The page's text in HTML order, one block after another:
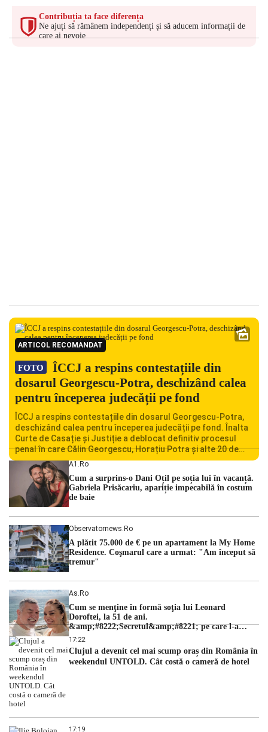
Contribuția ta face diferența
Ne ajuți să rămânem independenți și să aducem informații de
care ai nevoie
ARTICOL RECOMANDAT
FOTO
ÎCCJ a respins contestațiile din
dosarul Georgescu-Potra, deschizând calea
pentru începerea judecății pe fond
ÎCCJ a respins contestațiile din dosarul Georgescu-Potra,
deschizând calea pentru începerea judecății pe fond. Înalta
Curte de Casație și Justiție a deblocat definitiv procesul
penal în care Călin Georgescu, Horațiu Potra și alte 20 de
persoane sunt acuzați de acțiuni îndreptate împotriva
ordinii constituționale. În ședința din camera preliminară,
judecătorii de la instanța supremă au […]
A1.ro
Cum a surprins-o Dani Oțil pe soția lui în vacanță.
Gabriela Prisăcariu, apariție impecabilă în costum
de baie
Observatornews.ro
A plătit 75.000 de € pe un apartament la My Home
Residence. Coşmarul care a urmat: "Am început să
tremur"
As.ro
Cum se menţine în formă soţia lui Leonard
Doroftei, la 51 de ani.
&amp;#8222;Secretul&amp;#8221; pe care l-a
dezvăluit
17:22
Clujul a devenit cel mai scump oraș din România în
weekendul UNTOLD. Cât costă o cameră de hotel
17:19